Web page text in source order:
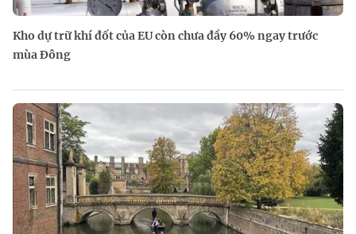
Kho dự trữ khí đốt của EU còn chưa đầy 60% ngay trước
mùa Đông